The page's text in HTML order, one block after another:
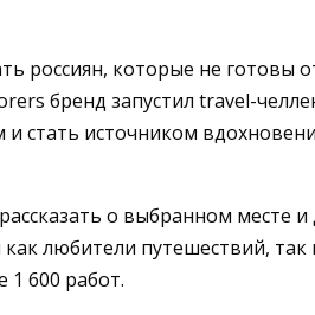
которые не готовы
бренд запустил travel-
стать источником
о выбранном месте и
любители путешествий,
600 работ.